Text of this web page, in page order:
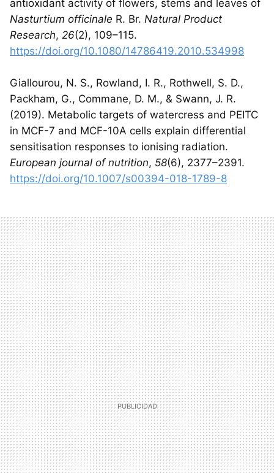
antioxidant activity of flowers, stems and leaves of
Nasturtium officinale R. Br. Natural Product
Research, 26(2), 109–115.
https://doi.org/10.1080/14786419.2010.534998
Giallourou, N. S., Rowland, I. R., Rothwell, S. D.,
Packham, G., Commane, D. M., & Swann, J. R.
(2019). Metabolic targets of watercress and PEITC
in MCF-7 and MCF-10A cells explain differential
sensitisation responses to ionising radiation.
European journal of nutrition, 58(6), 2377–2391.
https://doi.org/10.1007/s00394-018-1789-8